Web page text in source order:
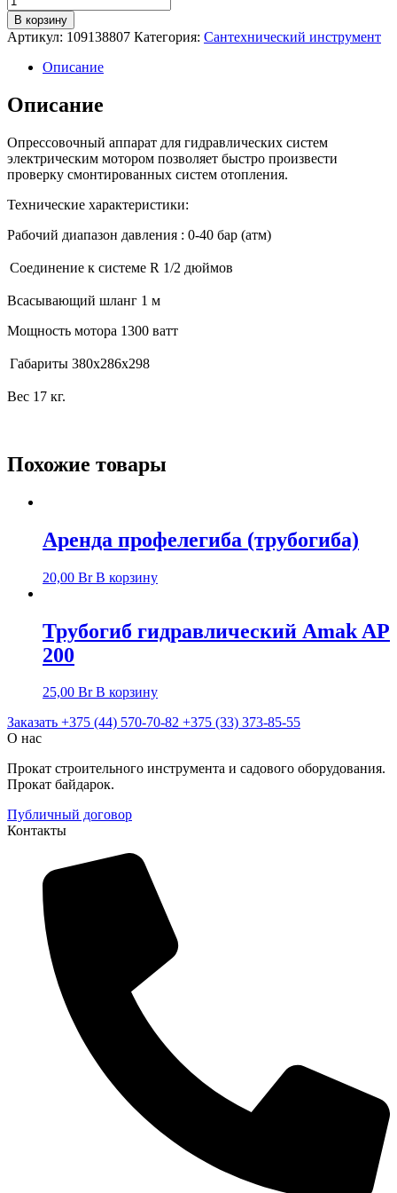
товара
Опрессовочный
насос
Rothenberger
PRO-
3
В корзину
Артикул: 109138807 Категория: Сантехнический инструмент
Описание
Описание
Опрессовочный аппарат для гидравлических систем
электрическим мотором позволяет быстро произвести
проверку смонтированных систем отопления.
Технические характеристики:
Рабочий диапазон давления : 0-40 бар (атм)
Соединение к системе R 1/2 дюймов
Всасывающий шланг 1 м
Мощность мотора 1300 ватт
Габариты 380х286х298
Вес 17 кг.
Похожие товары
Аренда профелегиба (трубогиба)
20,00 Br В корзину
Трубогиб гидравлический Amak AP
200
25,00 Br В корзину
Заказать +375 (44) 570-70-82 +375 (33) 373-85-55
О нас
Прокат строительного инструмента и садового оборудования.
Прокат байдарок.
Публичный договор
Контакты